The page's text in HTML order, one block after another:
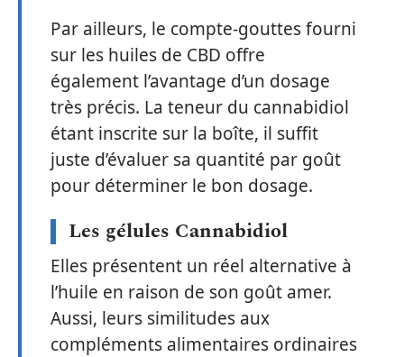
Par ailleurs, le compte-gouttes fourni
sur les huiles de CBD offre
également l’avantage d’un dosage
très précis. La teneur du cannabidiol
étant inscrite sur la boîte, il suffit
juste d’évaluer sa quantité par goût
pour déterminer le bon dosage.
Les gélules Cannabidiol
Elles présentent un réel alternative à
l’huile en raison de son goût amer.
Aussi, leurs similitudes aux
compléments alimentaires ordinaires